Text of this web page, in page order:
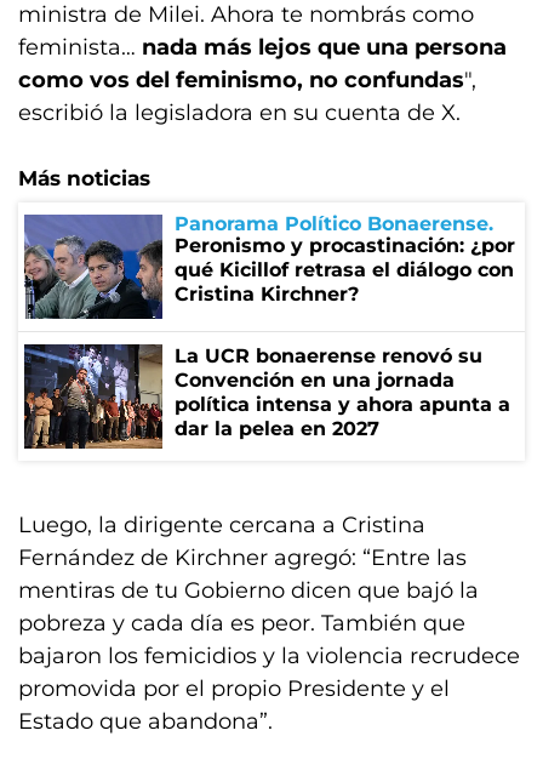
ministra de Milei. Ahora te nombrás como
feminista… nada más lejos que una persona
como vos del feminismo, no confundas",
escribió la legisladora en su cuenta de X.
Más noticias
Panorama Político Bonaerense
Peronismo y procastinación: ¿por
qué Kicillof retrasa el diálogo con
Cristina Kirchner?
La UCR bonaerense renovó su
Convención en una jornada
política intensa y ahora apunta a
dar la pelea en 2027
Luego, la dirigente cercana a Cristina
Fernández de Kirchner agregó: “Entre las
mentiras de tu Gobierno dicen que bajó la
pobreza y cada día es peor. También que
bajaron los femicidios y la violencia recrudece
promovida por el propio Presidente y el
Estado que abandona”.